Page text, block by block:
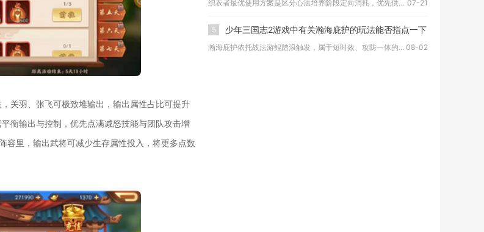
关羽、张飞可极致堆输出，输出属性占比可提升
衡输出与控制，优先点满减怒技能与团队攻击增
容里，输出武将可减少生存属性投入，将更多点数
织衣者最优使用方案是区分心法培养阶段定向消耗，优先供给主力输... 07-21
5 少年三国志2游戏中有关瀚海庇护的玩法能否指点一下
瀚海庇护依托战法游鲲踏浪触发，属于短时效、攻防一体的战斗增益... 08-02